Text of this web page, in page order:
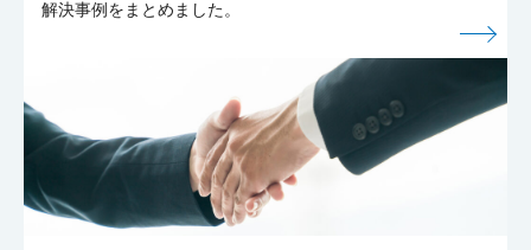
解決事例をまとめました。